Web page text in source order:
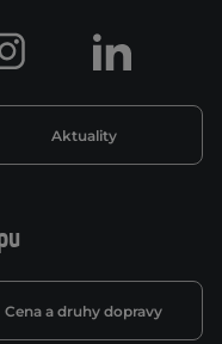
Cena a druhy dopravy
Aktuality
Instagram LinkedIn